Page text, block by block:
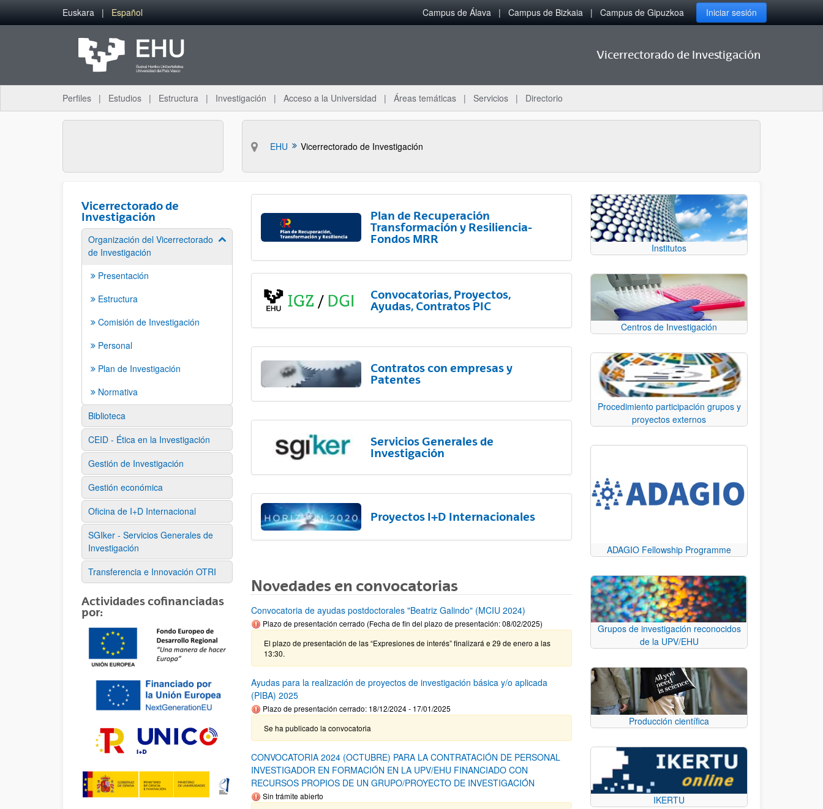
Saltar al contenido principal
Euskara Español Campus de Álava Campus de Bizkaia Campus de Gipuzkoa Iniciar sesión
Vicerrectorado de Investigación
Perfiles Estudios Estructura Investigación Acceso a la Universidad Áreas temáticas Servicios Directorio
EHU Vicerrectorado de Investigación
Vicerrectorado de
Investigación
Organización del Vicerrectorado
de Investigación
Mostrar/ocultar subpáginas
Presentación
Estructura
Comisión de Investigación
Personal
Plan de Investigación
Normativa
Biblioteca
CEID - Ética en la Investigación
Gestión de Investigación
Gestión económica
Oficina de I+D Internacional
SGIker - Servicios Generales de
Investigación
Transferencia e Innovación OTRI
Actividades cofinanciadas
por:
Plan de Recuperación
Transformación y Resiliencia-
Fondos MRR
Convocatorias, Proyectos,
Ayudas, Contratos PIC
Contratos con empresas y
Patentes
Servicios Generales de
Investigación
Proyectos I+D Internacionales
Novedades en convocatorias
Convocatoria de ayudas postdoctorales "Beatriz Galindo" (MCIU 2024)
Plazo de presentación cerrado (Fecha de fin del plazo de presentación: 08/02/2025)
El plazo de presentación de las “Expresiones de interés” finalizará e 29 de enero a las
13:30.
Ayudas para la realización de proyectos de investigación básica y/o aplicada
(PIBA) 2025
Plazo de presentación cerrado: 18/12/2024 - 17/01/2025
Se ha publicado la convocatoria
CONVOCATORIA 2024 (OCTUBRE) PARA LA CONTRATACIÓN DE PERSONAL
INVESTIGADOR EN FORMACIÓN EN LA UPV/EHU FINANCIADO CON
RECURSOS PROPIOS DE UN GRUPO/PROYECTO DE INVESTIGACIÓN
Sin trámite abierto
Institutos
Centros de Investigación
Procedimiento participación grupos y
proyectos externos
ADAGIO Fellowship Programme
Grupos de investigación reconocidos
de la UPV/EHU
Producción científica
IKERTU